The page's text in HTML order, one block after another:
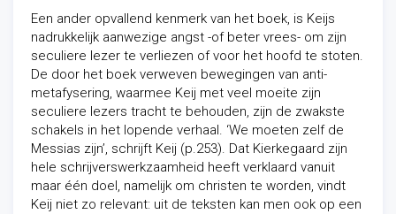
Een ander opvallend kenmerk van het boek, is Keijs
nadrukkelijk aanwezige angst -of beter vrees- om zijn
seculiere lezer te verliezen of voor het hoofd te stoten.
De door het boek verweven bewegingen van anti-
metafysering, waarmee Keij met veel moeite zijn
seculiere lezers tracht te behouden, zijn de zwakste
schakels in het lopende verhaal. ‘We moeten zelf de
Messias zijn’, schrijft Keij (p.253). Dat Kierkegaard zijn
hele schrijverswerkzaamheid heeft verklaard vanuit
maar één doel, namelijk om christen te worden, vindt
Keij niet zo relevant: uit de teksten kan men ook op een